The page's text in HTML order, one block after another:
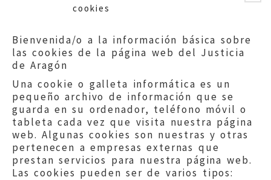
cookies
Bienvenida/o a la información básica sobre
las cookies de la página web del Justicia
de Aragón
Una cookie o galleta informática es un
pequeño archivo de información que se
guarda en su ordenador, teléfono móvil o
tableta cada vez que visita nuestra página
web. Algunas cookies son nuestras y otras
pertenecen a empresas externas que
prestan servicios para nuestra página web.
Las cookies pueden ser de varios tipos: